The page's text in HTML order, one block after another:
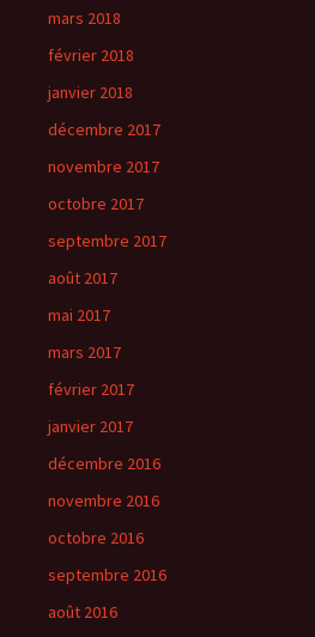
mars 2018
février 2018
janvier 2018
décembre 2017
novembre 2017
octobre 2017
septembre 2017
août 2017
mai 2017
mars 2017
février 2017
janvier 2017
décembre 2016
novembre 2016
octobre 2016
septembre 2016
août 2016